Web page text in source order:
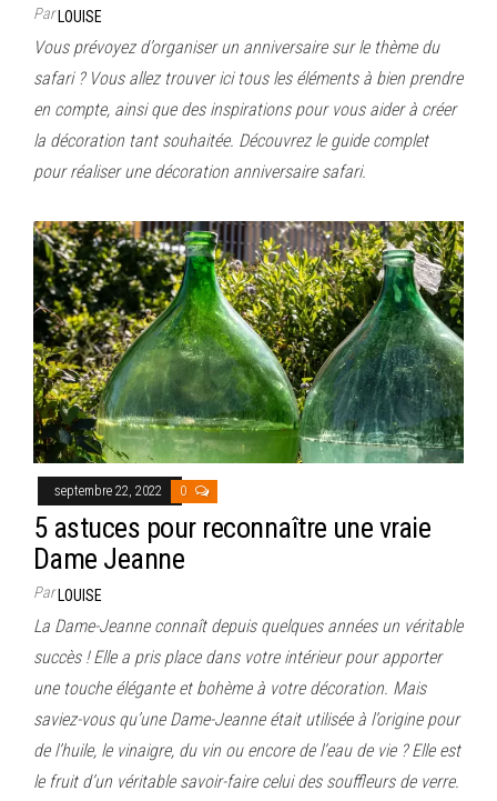
ParLOUISE
Vous prévoyez d’organiser un anniversaire sur le thème du
safari ? Vous allez trouver ici tous les éléments à bien prendre
en compte, ainsi que des inspirations pour vous aider à créer
la décoration tant souhaitée. Découvrez le guide complet
pour réaliser une décoration anniversaire safari.
septembre 22, 2022 0
5 astuces pour reconnaître une vraie
Dame Jeanne
ParLOUISE
La Dame-Jeanne connaît depuis quelques années un véritable
succès ! Elle a pris place dans votre intérieur pour apporter
une touche élégante et bohème à votre décoration. Mais
saviez-vous qu’une Dame-Jeanne était utilisée à l’origine pour
de l’huile, le vinaigre, du vin ou encore de l’eau de vie ? Elle est
le fruit d’un véritable savoir-faire celui des souffleurs de verre.